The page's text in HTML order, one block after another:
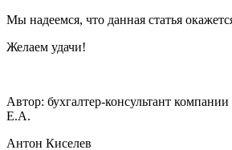
Мы надеемся, что данная статья
Желаем удачи!
Автор: бухгалтер-консультант
Е.А.
Антон Киселев